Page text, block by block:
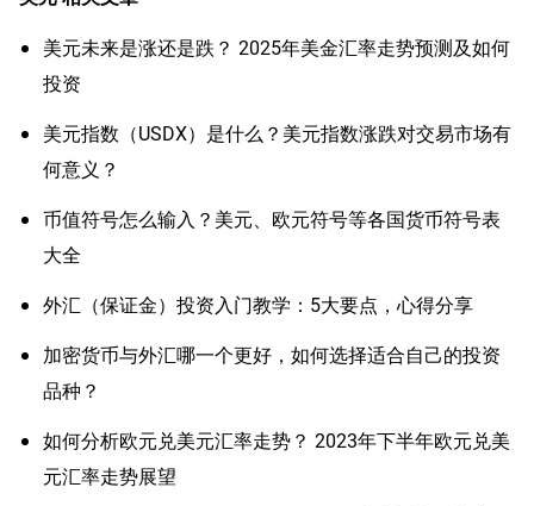
美元未来是涨还是跌？ 2025年美金汇率走势预测及如何
投资
美元指数（USDX）是什么？美元指数涨跌对交易市场有
何意义？
币值符号怎么输入？美元、欧元符号等各国货币符号表
大全
外汇（保证金）投资入门教学：5大要点，心得分享
加密货币与外汇哪一个更好，如何选择适合自己的投资
品种？
如何分析欧元兑美元汇率走势？ 2023年下半年欧元兑美
元汇率走势展望